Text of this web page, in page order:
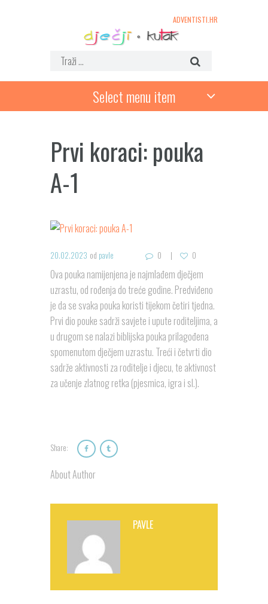
ADVENTISTI.HR
Select menu item
Prvi koraci: pouka
A-1
20.02.2023 od pavle 0 0
Ova pouka namijenjena je najmlađem dječjem
uzrastu, od rođenja do treće godine. Predviđeno
je da se svaka pouka koristi tijekom četiri tjedna.
Prvi dio pouke sadrži savjete i upute roditeljima, a
u drugom se nalazi biblijska pouka prilagođena
spomenutom dječjem uzrastu. Treći i četvrti dio
sadrže aktivnosti za roditelje i djecu, te aktivnost
za učenje zlatnog retka (pjesmica, igra i sl.).
Share:
About Author
PAVLE